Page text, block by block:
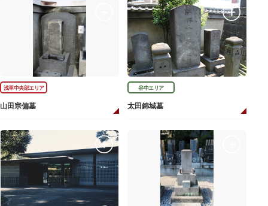
浅草中央部エリア
山田宗偏墓
谷中エリア
太田錦城墓